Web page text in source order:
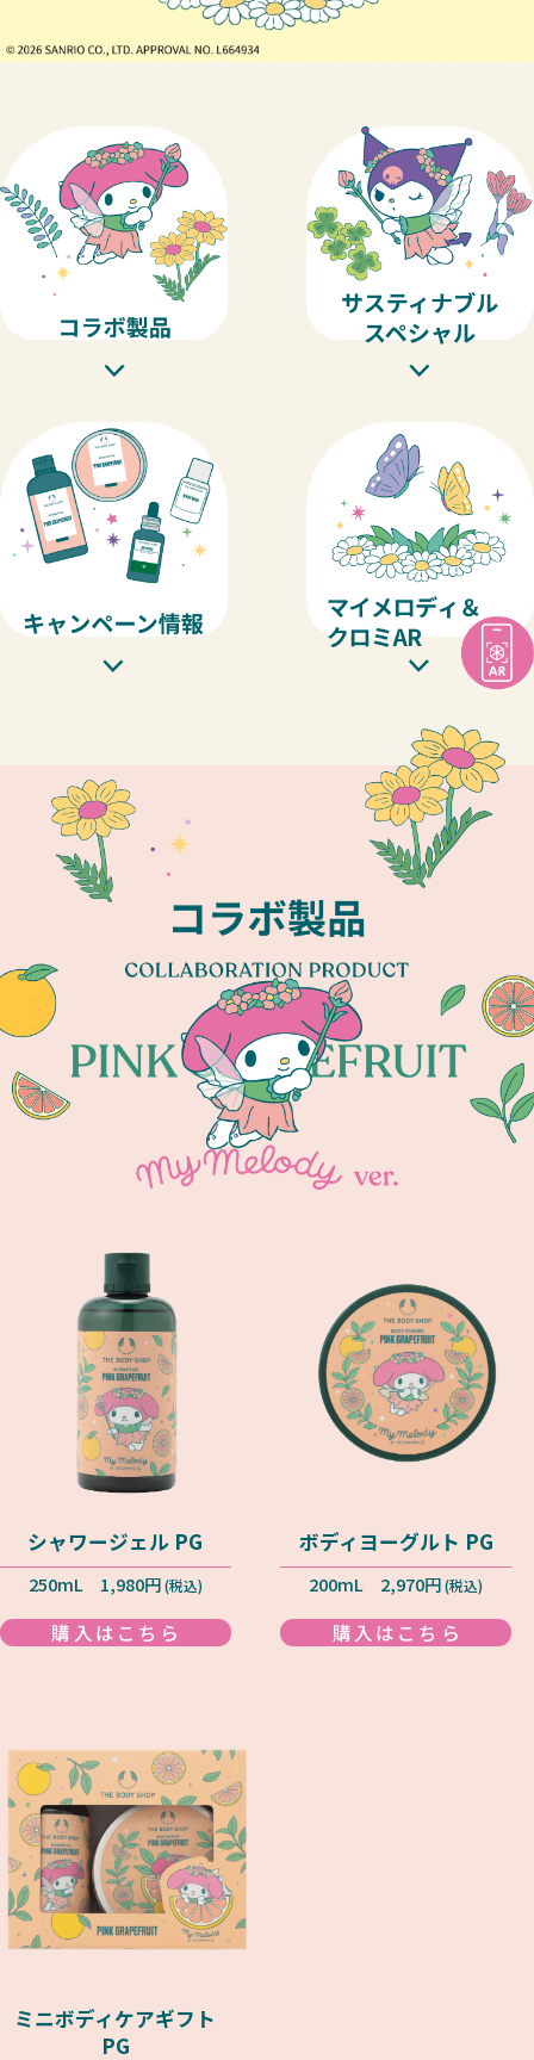
シャワージェル PG
250mL 1,980円(税込)
購入はこちら
ボディヨーグルト PG
200mL 2,970円(税込)
購入はこちら
ミニボディケアギフト
PG